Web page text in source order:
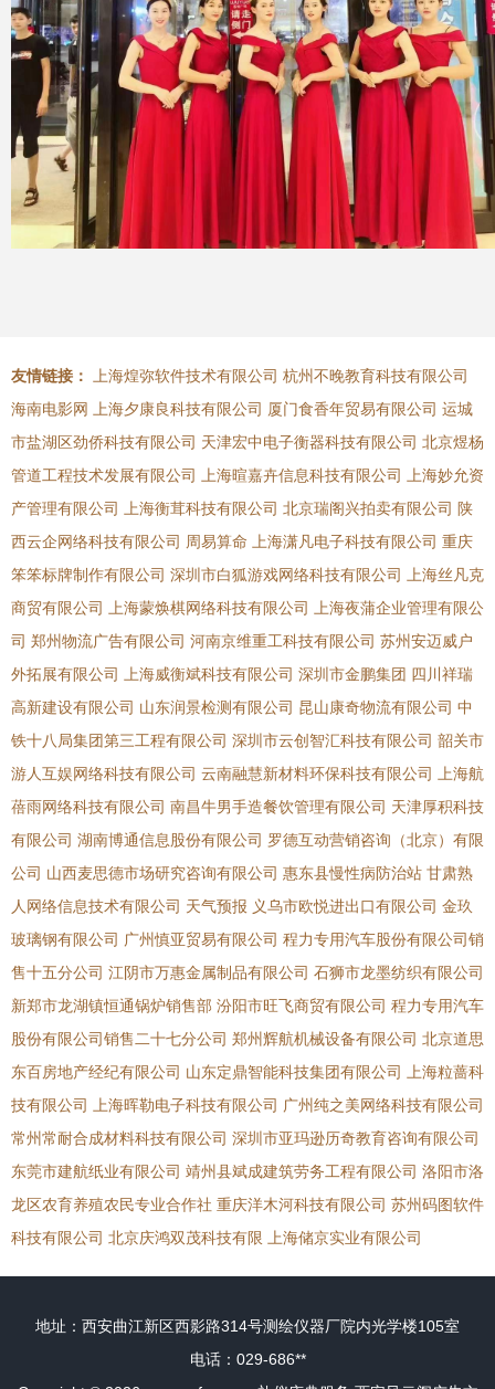
友情链接： 上海煌弥软件技术有限公司 杭州不晚教育科技有限公司
海南电影网
上海夕康良科技有限公司 厦门食香年贸易有限公司 运城
市盐湖区劲侨科技有限公司 天津宏中电子衡器科技有限公司 北京煜杨
管道工程技术发展有限公司
上海暄嘉卉信息科技有限公司
上海妙允资
产管理有限公司
上海衡茸科技有限公司 北京瑞阁兴拍卖有限公司 陕
西云企网络科技有限公司 周易算命 上海潇凡电子科技有限公司 重庆
笨笨标牌制作有限公司 深圳市白狐游戏网络科技有限公司
上海丝凡克
商贸有限公司
上海蒙焕棋网络科技有限公司
上海夜蒲企业管理有限公
司 郑州物流广告有限公司 河南京维重工科技有限公司 苏州安迈威户
外拓展有限公司
上海威衡斌科技有限公司 深圳市金鹏集团 四川祥瑞
高新建设有限公司 山东润景检测有限公司 昆山康奇物流有限公司 中
铁十八局集团第三工程有限公司 深圳市云创智汇科技有限公司 韶关市
游人互娱网络科技有限公司 云南融慧新材料环保科技有限公司
上海航
蓓雨网络科技有限公司 南昌牛男手造餐饮管理有限公司 天津厚积科技
有限公司 湖南博通信息股份有限公司 罗德互动营销咨询（北京）有限
公司 山西麦思德市场研究咨询有限公司 惠东县慢性病防治站 甘肃熟
人网络信息技术有限公司 天气预报 义乌市欧悦进出口有限公司 金玖
玻璃钢有限公司 广州慎亚贸易有限公司 程力专用汽车股份有限公司销
售十五分公司 江阴市万惠金属制品有限公司 石狮市龙墨纺织有限公司
新郑市龙湖镇恒通锅炉销售部 汾阳市旺飞商贸有限公司 程力专用汽车
股份有限公司销售二十七分公司 郑州辉航机械设备有限公司 北京道思
东百房地产经纪有限公司 山东定鼎智能科技集团有限公司
上海粒蔷科
技有限公司
上海晖勒电子科技有限公司 广州纯之美网络科技有限公司
常州常耐合成材料科技有限公司 深圳市亚玛逊历奇教育咨询有限公司
东莞市建航纸业有限公司 靖州县斌成建筑劳务工程有限公司 洛阳市洛
龙区农育养殖农民专业合作社 重庆洋木河科技有限公司 苏州码图软件
科技有限公司 北京庆鸿双茂科技有限 上海储京实业有限公司
地址：西安曲江新区西影路314号测绘仪器厂院内光学楼105室
电话：029-686**